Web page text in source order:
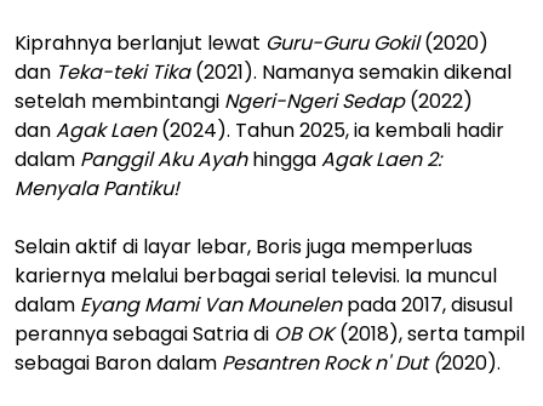
Kiprahnya berlanjut lewat Guru-Guru Gokil(2020)
dan Teka-teki Tika(2021). Namanya semakin dikenal
setelah membintangi Ngeri-Ngeri Sedap(2022)
danAgak Laen(2024). Tahun 2025, ia kembali hadir
dalam Panggil Aku AyahhinggaAgak Laen 2:
Menyala Pantiku!
Selain aktif di layar lebar, Boris juga memperluas
kariernya melalui berbagai serial televisi. Ia muncul
dalam Eyang Mami Van Mounelenpada 2017, disusul
perannya sebagai Satria di OB OK(2018), serta tampil
sebagai Baron dalam Pesantren Rock n' Dut (2020).